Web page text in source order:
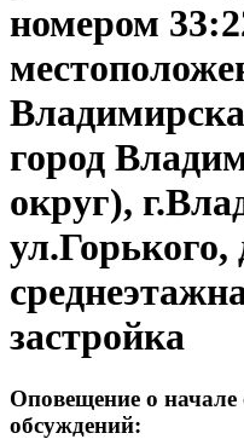
номером
город
округ),
застройка
Оповещение о
обсуждений: